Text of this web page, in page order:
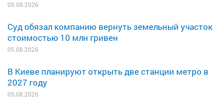
05.08.2026
Суд обязал компанию вернуть земельный участок
стоимостью 10 млн гривен
05.08.2026
В Киеве планируют открыть две станции метро в
2027 году
05.08.2026